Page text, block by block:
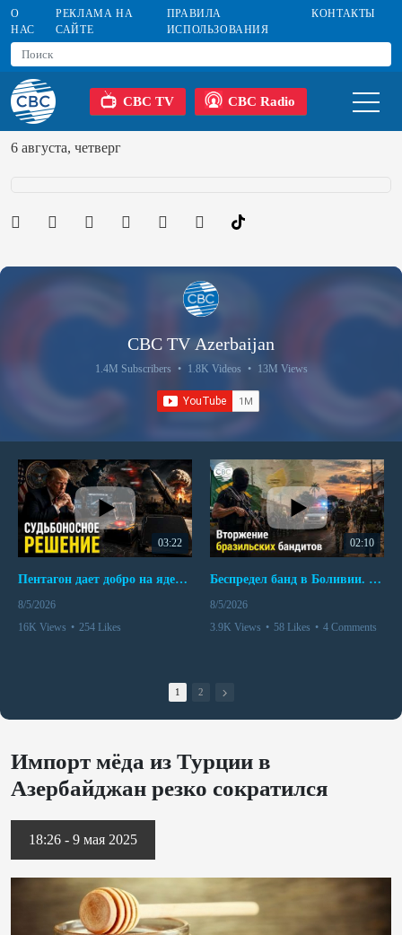
О
НАС
РЕКЛАМА НА
САЙТЕ
ПРАВИЛА
ИСПОЛЬЗОВАНИЯ
КОНТАКТЫ
CBC TV CBC Radio
6 августа, четверг
CBC TV Azerbaijan
1.4M Subscribers • 1.8K Videos • 13M Views
03:22
Пентагон дает добро на ядерный удар по противникам США
8/5/2026
16K Views • 254 Likes
02:10
Беспредел банд в Боливии. Расправы над наркоторговцами
8/5/2026
3.9K Views • 58 Likes • 4 Comments
1 2
Импорт мёда из Турции в
Азербайджан резко сократился
18:26 - 9 мая 2025